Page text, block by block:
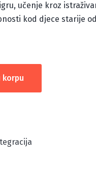
učenje kroz
kod djece starije
korpu